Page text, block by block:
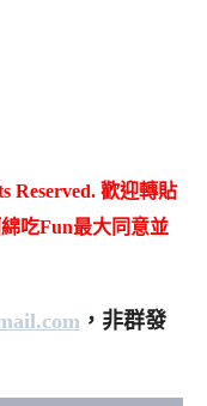
Reserved. 歡迎轉貼
吃Fun最大同意並
，非群發